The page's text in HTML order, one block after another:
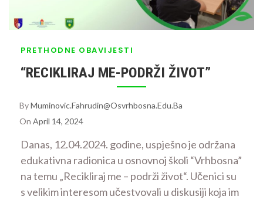
PRETHODNE OBAVIJESTI
“RECIKLIRAJ ME-PODRŽI ŽIVOT”
ByMuminovic.fahrudin@osvrhbosna.edu.ba
On April 14, 2024
Danas, 12.04.2024. godine, uspješno je održana
edukativna radionica u osnovnoj školi “Vrhbosna”
na temu „Recikliraj me – podrži život“. Učenici su
s velikim interesom učestvovali u diskusiji koja im